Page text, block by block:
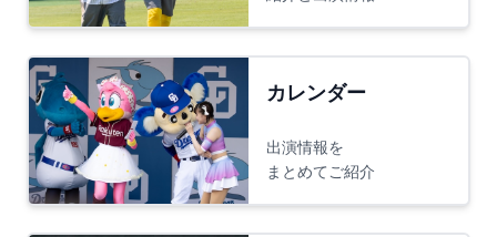
カレンダー
出演情報を
まとめてご紹介